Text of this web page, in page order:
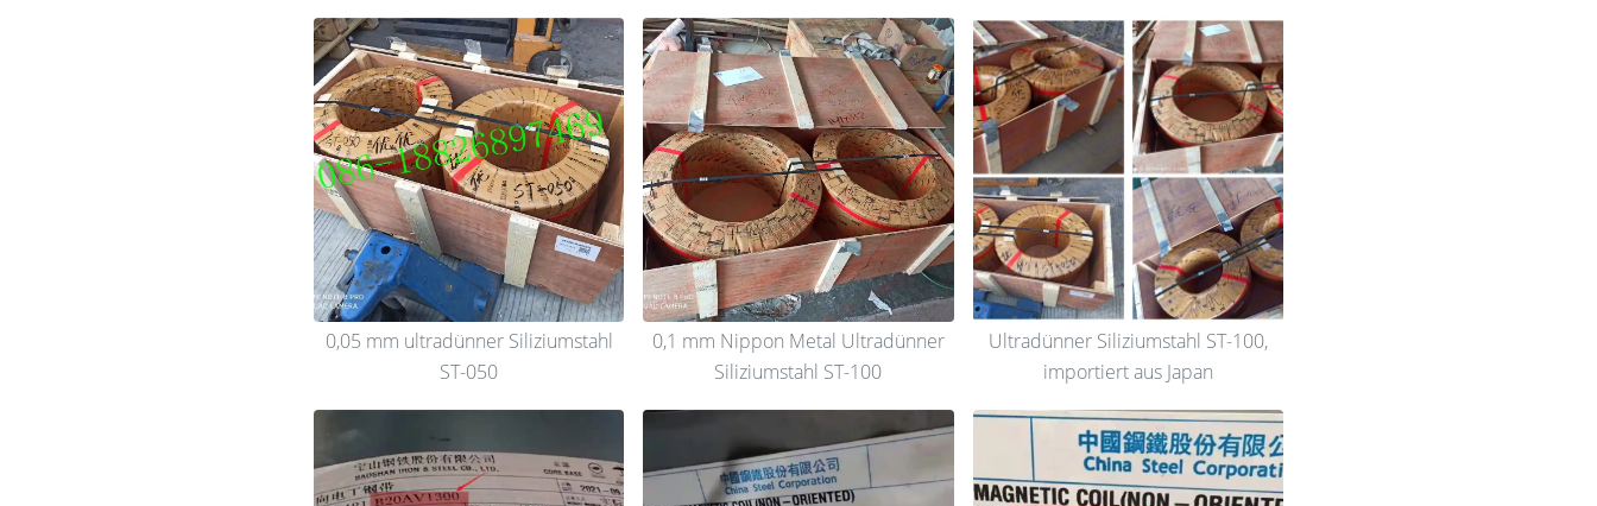
0,05 mm ultradünner Siliziumstahl
ST-050
0,1 mm Nippon Metal Ultradünner
Siliziumstahl ST-100
Ultradünner Siliziumstahl ST-100,
importiert aus Japan